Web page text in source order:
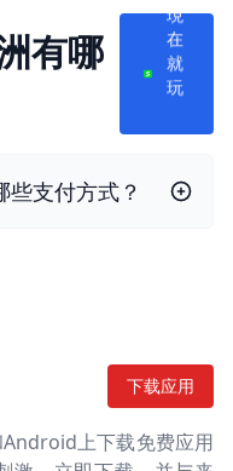
有哪
現
在
就
玩
支付方式？
下载应用
上下载免费应用